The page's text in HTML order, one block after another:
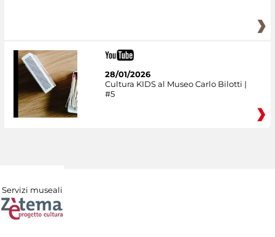
28/01/2026
Cultura KIDS al Museo Carlo Bilotti |
#5
Servizi museali